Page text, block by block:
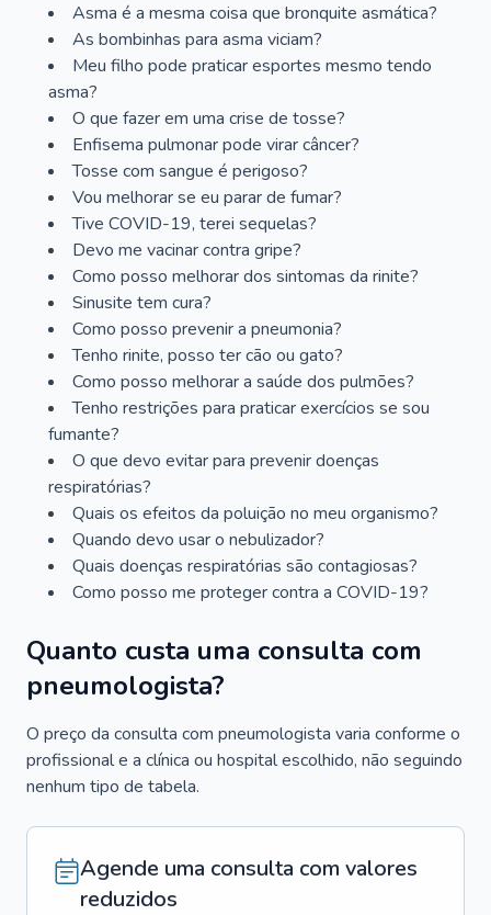
Asma é a mesma coisa que bronquite asmática?
As bombinhas para asma viciam?
Meu filho pode praticar esportes mesmo tendo
asma?
O que fazer em uma crise de tosse?
Enfisema pulmonar pode virar câncer?
Tosse com sangue é perigoso?
Vou melhorar se eu parar de fumar?
Tive COVID-19, terei sequelas?
Devo me vacinar contra gripe?
Como posso melhorar dos sintomas da rinite?
Sinusite tem cura?
Como posso prevenir a pneumonia?
Tenho rinite, posso ter cão ou gato?
Como posso melhorar a saúde dos pulmões?
Tenho restrições para praticar exercícios se sou
fumante?
O que devo evitar para prevenir doenças
respiratórias?
Quais os efeitos da poluição no meu organismo?
Quando devo usar o nebulizador?
Quais doenças respiratórias são contagiosas?
Como posso me proteger contra a COVID-19?
Quanto custa uma consulta com
pneumologista?
O preço da consulta com pneumologista varia conforme o
profissional e a clínica ou hospital escolhido, não seguindo
nenhum tipo de tabela.
Agende uma consulta com valores
reduzidos